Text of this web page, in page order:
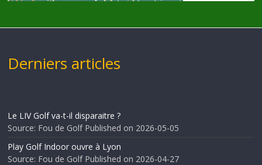
Derniers articles
Le LIV Golf va-t-il disparaitre ?
Source: Fou de Golf Published on 2026-05-05
Play Golf Indoor ouvre à Lyon
Source: Fou de Golf Published on 2026-04-27